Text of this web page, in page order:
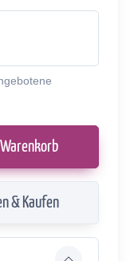
& Kaufen